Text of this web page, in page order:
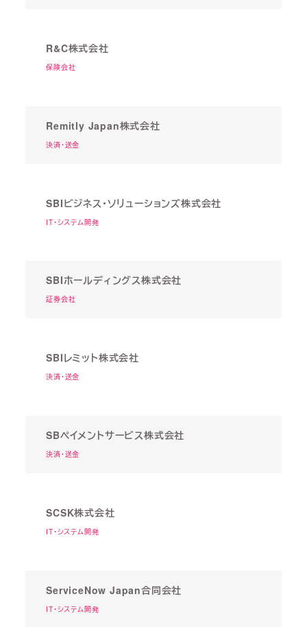
R&C株式会社
保険会社
Remitly Japan株式会社
決済・送金
SBIビジネス・ソリューションズ株式会社
IT・システム開発
SBIホールディングス株式会社
証券会社
SBIレミット株式会社
決済・送金
SBペイメントサービス株式会社
決済・送金
SCSK株式会社
IT・システム開発
ServiceNow Japan合同会社
IT・システム開発